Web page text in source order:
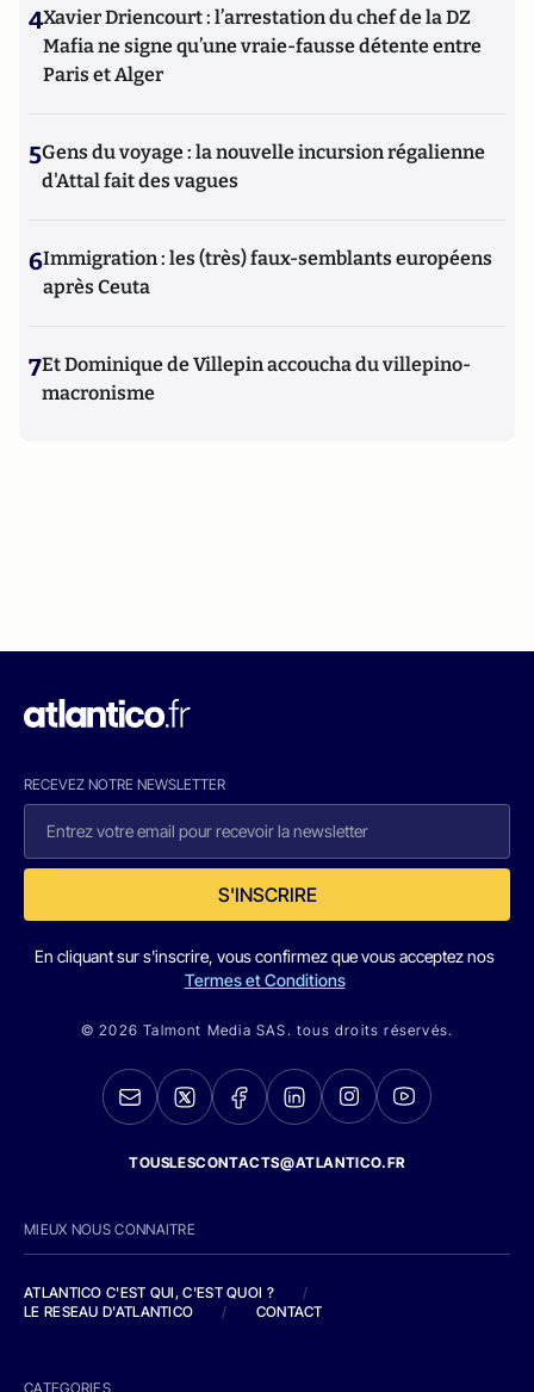
4Xavier Driencourt : l’arrestation du chef de la DZ
Mafia ne signe qu’une vraie-fausse détente entre
Paris et Alger
5Gens du voyage : la nouvelle incursion régalienne
d'Attal fait des vagues
6Immigration : les (très) faux-semblants européens
après Ceuta
7Et Dominique de Villepin accoucha du villepino-
macronisme
RECEVEZ NOTRE NEWSLETTER
S'INSCRIRE
En cliquant sur s'inscrire, vous confirmez que vous acceptez nos
Termes et Conditions
© 2026 Talmont Media SAS. tous droits réservés.
TOUSLESCONTACTS@ATLANTICO.FR
MIEUX NOUS CONNAITRE
ATLANTICO C'EST QUI, C'EST QUOI ?
/
LE RESEAU D'ATLANTICO
/ CONTACT
CATEGORIES